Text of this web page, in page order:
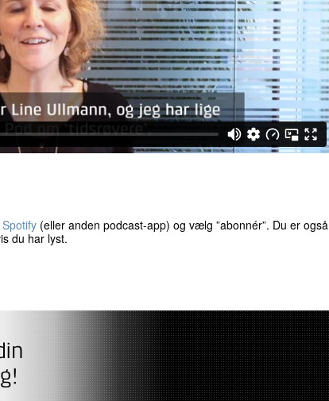
Spotify (eller anden podcast-app) og vælg ”abonnér”. Du er også
du har lyst.